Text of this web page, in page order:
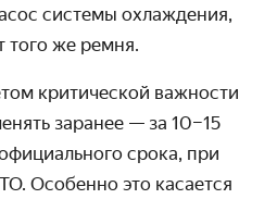
системы охлаждения,
того же ремня.
критической важности
заранее — за 10–15
срока, при
Особенно это касается